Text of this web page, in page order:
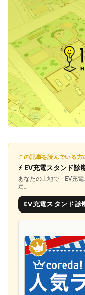
この記事を読んでいる方
⚡ EV充電スタンド診
あなたの土地で「EV充
定。
EV充電スタンド診